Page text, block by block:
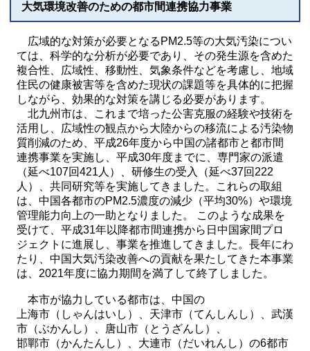
大気環境改善のための都市間連携協力事業
広域的な対策が必要となるPM2.5等の大気汚染につい
ては、科学的な分析が必要であり、その発生源を含めた
複合性、広域性、移動性、気象条件などを考慮し、地域
住民の健康被害等を含めた現状の課題等を具体的に把握
しながら、効果的な対策を講じる必要があります。
北九州市は、これまで培った公害克服の経験や技術を
活用し、広域性の観点から大陸からの移流による汚染物
質削減のため、平成26年度から中国の諸都市と都市間
連携事業を実施し、平成30年度までに、専門家の派遣
（延べ107回421人）、研修生の受入（延べ37回222
人）、共同研究等を実施してきました。これらの取組
は、中国各都市のPM2.5濃度の減少（平均30%）や環境
管理能力向上の一助となりました。 このような成果を
受けて、平成31年以降都市間連携から日中国家間プロ
ジェクトに進展し、事業を推進してきました。長年にわ
たり、中国大気汚染改善への貢献を果たしてきた本事業
は、2021年度に協力期間を満了して終了しました。
本市が協力している都市は、中国の
上海市（しゃんはいし）
、天津市（てんしんし）、武漢
市（ぶかんし）、
唐山市（とうざんし）
邯鄲市（かんたんし）、大連市（だいれんし） の6都市